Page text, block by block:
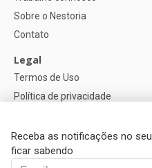
Receba as notificações no
ficar sabendo
Sobre o Nestoria
Contato
Legal
Termos de Uso
Política de privacidade
Configurações de cookies
Ajuda